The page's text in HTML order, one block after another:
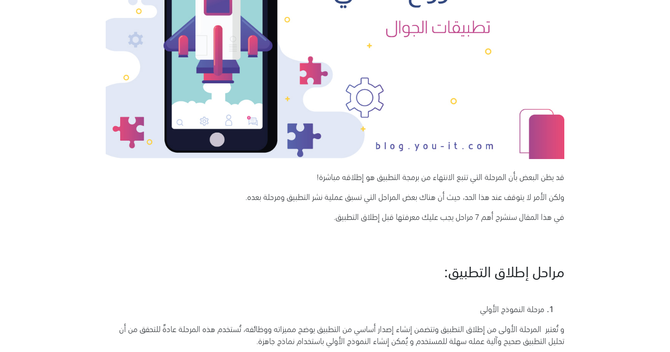
قد يظن البعض بأن المرحلة التي تتبع الانتهاء من برمجة التطبيق هو إطلاقه مباشرة!
ولكن الأمر لا يتوقف عند هذا الحد، حيث أن هناك بعض المراحل التي تسبق عملية نشر التطبيق ومرحلة بعده.
في هذا المقال سنشرح أهم 7 مراحل يجب عليك معرفتها قبل إطلاق التطبيق.
مراحل إطلاق التطبيق:
مرحلة النموذج الأولي
و تُعتبر المرحلة الأولى من إطلاق التطبيق وتتضمن إنشاء إصدار أساسي من التطبيق يوضح مميزاته ووظائفه، تُستخدم هذه المرحلة عادةً للتحقق من أن
تحليل التطبيق صحيح وآلية عمله سهلة للمستخدم و يُمكن إنشاء النموذج الأولي باستخدام نماذج جاهزة.